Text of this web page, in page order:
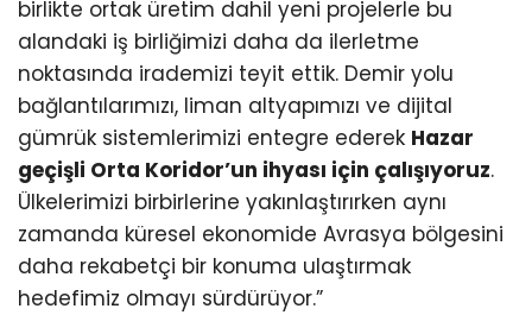
birlikte ortak üretim dahil yeni projelerle bu
alandaki iş birliğimizi daha da ilerletme
noktasında irademizi teyit ettik. Demir yolu
bağlantılarımızı, liman altyapımızı ve dijital
gümrük sistemlerimizi entegre ederek Hazar
geçişli Orta Koridor’un ihyası için çalışıyoruz.
Ülkelerimizi birbirlerine yakınlaştırırken aynı
zamanda küresel ekonomide Avrasya bölgesini
daha rekabetçi bir konuma ulaştırmak
hedefimiz olmayı sürdürüyor.”